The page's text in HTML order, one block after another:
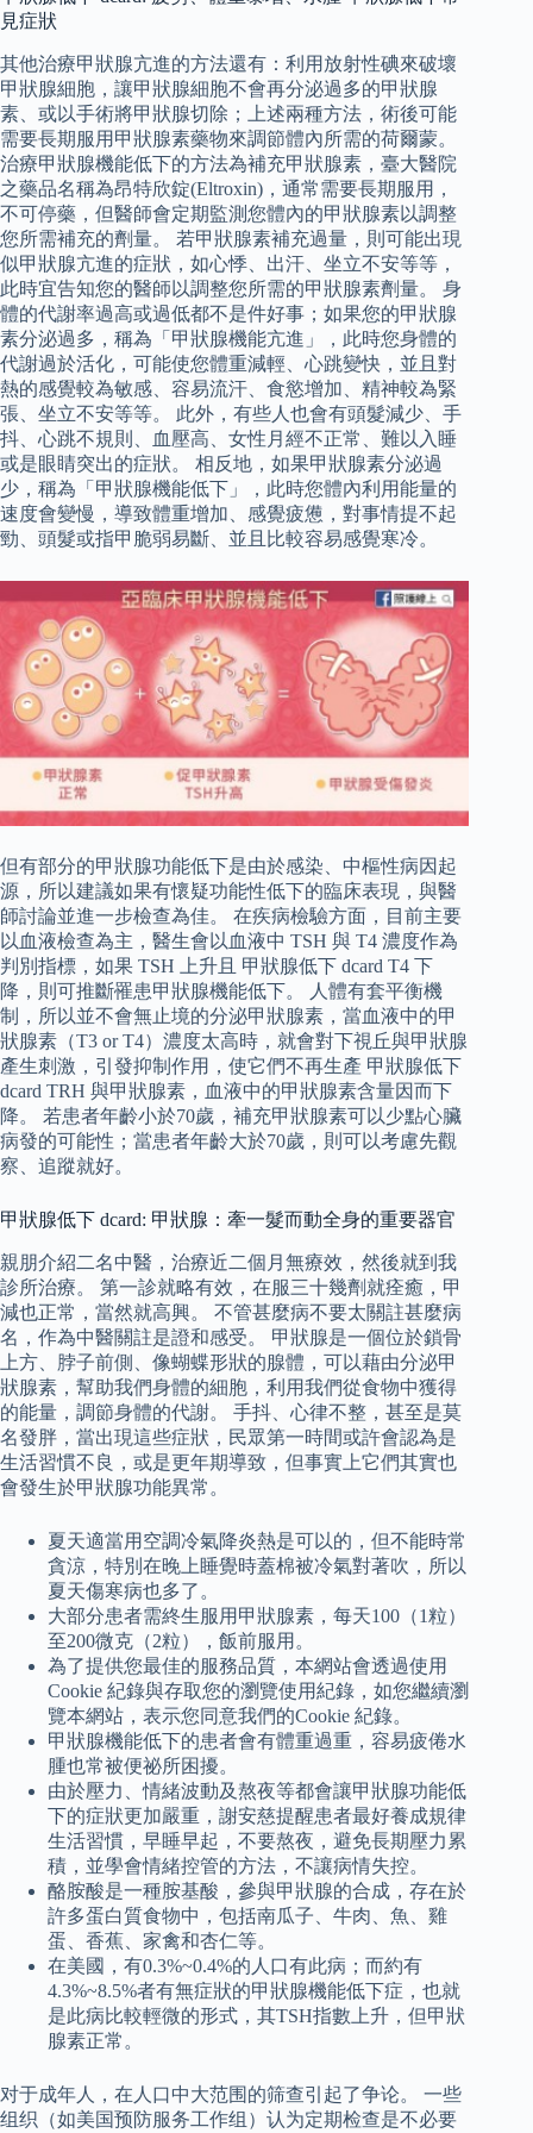
見症狀
其他治療甲狀腺亢進的方法還有：利用放射性碘來破壞
甲狀腺細胞，讓甲狀腺細胞不會再分泌過多的甲狀腺
素、或以手術將甲狀腺切除；上述兩種方法，術後可能
需要長期服用甲狀腺素藥物來調節體內所需的荷爾蒙。
治療甲狀腺機能低下的方法為補充甲狀腺素，臺大醫院
之藥品名稱為昂特欣錠(Eltroxin)，通常需要長期服用，
不可停藥，但醫師會定期監測您體內的甲狀腺素以調整
您所需補充的劑量。 若甲狀腺素補充過量，則可能出現
似甲狀腺亢進的症狀，如心悸、出汗、坐立不安等等，
此時宜告知您的醫師以調整您所需的甲狀腺素劑量。 身
體的代謝率過高或過低都不是件好事；如果您的甲狀腺
素分泌過多，稱為「甲狀腺機能亢進」，此時您身體的
代謝過於活化，可能使您體重減輕、心跳變快，並且對
熱的感覺較為敏感、容易流汗、食慾增加、精神較為緊
張、坐立不安等等。 此外，有些人也會有頭髮減少、手
抖、心跳不規則、血壓高、女性月經不正常、難以入睡
或是眼睛突出的症狀。 相反地，如果甲狀腺素分泌過
少，稱為「甲狀腺機能低下」，此時您體內利用能量的
速度會變慢，導致體重增加、感覺疲憊，對事情提不起
勁、頭髮或指甲脆弱易斷、並且比較容易感覺寒冷。
但有部分的甲狀腺功能低下是由於感染、中樞性病因起
源，所以建議如果有懷疑功能性低下的臨床表現，與醫
師討論並進一步檢查為佳。 在疾病檢驗方面，目前主要
以血液檢查為主，醫生會以血液中 TSH 與 T4 濃度作為
判別指標，如果 TSH 上升且 甲狀腺低下 dcard T4 下
降，則可推斷罹患甲狀腺機能低下。 人體有套平衡機
制，所以並不會無止境的分泌甲狀腺素，當血液中的甲
狀腺素（T3 or T4）濃度太高時，就會對下視丘與甲狀腺
產生刺激，引發抑制作用，使它們不再生產 甲狀腺低下
dcard TRH 與甲狀腺素，血液中的甲狀腺素含量因而下
降。 若患者年齡小於70歲，補充甲狀腺素可以少點心臟
病發的可能性；當患者年齡大於70歲，則可以考慮先觀
察、追蹤就好。
甲狀腺低下 dcard: 甲狀腺：牽一髮而動全身的重要器官
親朋介紹二名中醫，治療近二個月無療效，然後就到我
診所治療。 第一診就略有效，在服三十幾劑就痊癒，甲
減也正常，當然就高興。 不管甚麼病不要太關註甚麼病
名，作為中醫關註是證和感受。 甲狀腺是一個位於鎖骨
上方、脖子前側、像蝴蝶形狀的腺體，可以藉由分泌甲
狀腺素，幫助我們身體的細胞，利用我們從食物中獲得
的能量，調節身體的代謝。 手抖、心律不整，甚至是莫
名發胖，當出現這些症狀，民眾第一時間或許會認為是
生活習慣不良，或是更年期導致，但事實上它們其實也
會發生於甲狀腺功能異常。
夏天適當用空調冷氣降炎熱是可以的，但不能時常
貪涼，特別在晚上睡覺時蓋棉被冷氣對著吹，所以
夏天傷寒病也多了。
大部分患者需終生服用甲狀腺素，每天100（1粒）
至200微克（2粒），飯前服用。
為了提供您最佳的服務品質，本網站會透過使用
Cookie 紀錄與存取您的瀏覽使用紀錄，如您繼續瀏
覽本網站，表示您同意我們的Cookie 紀錄。
甲狀腺機能低下的患者會有體重過重，容易疲倦水
腫也常被便祕所困擾。
由於壓力、情緒波動及熬夜等都會讓甲狀腺功能低
下的症狀更加嚴重，謝安慈提醒患者最好養成規律
生活習慣，早睡早起，不要熬夜，避免長期壓力累
積，並學會情緒控管的方法，不讓病情失控。
酪胺酸是一種胺基酸，參與甲狀腺的合成，存在於
許多蛋白質食物中，包括南瓜子、牛肉、魚、雞
蛋、香蕉、家禽和杏仁等。
在美國，有0.3%~0.4%的人口有此病；而約有
4.3%~8.5%者有無症狀的甲狀腺機能低下症，也就
是此病比較輕微的形式，其TSH指數上升，但甲狀
腺素正常。
对于成年人，在人口中大范围的筛查引起了争论。 一些
组织（如美国预防服务工作组）认为定期检查是不必要